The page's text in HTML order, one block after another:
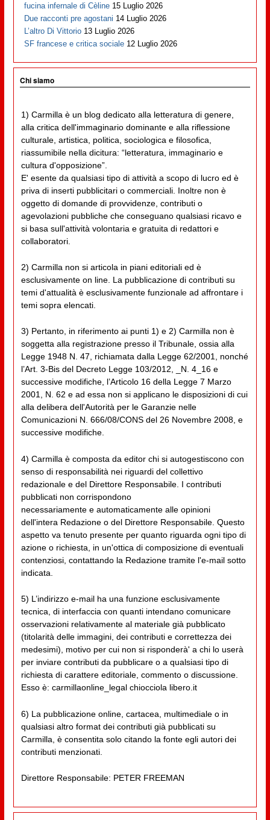
fucina infernale di Cèline 15 Luglio 2026
Due racconti pre agostani 14 Luglio 2026
L’altro Di Vittorio 13 Luglio 2026
SF francese e critica sociale 12 Luglio 2026
Chi siamo
1) Carmilla è un blog dedicato alla letteratura di genere,
alla critica dell'immaginario dominante e alla riflessione
culturale, artistica, politica, sociologica e filosofica,
riassumibile nella dicitura: “letteratura, immaginario e
cultura d'opposizione”.
E' esente da qualsiasi tipo di attività a scopo di lucro ed è
priva di inserti pubblicitari o commerciali. Inoltre non è
oggetto di domande di provvidenze, contributi o
agevolazioni pubbliche che conseguano qualsiasi ricavo e
si basa sull'attività volontaria e gratuita di redattori e
collaboratori.
2) Carmilla non si articola in piani editoriali ed è
esclusivamente on line. La pubblicazione di contributi su
temi d'attualità è esclusivamente funzionale ad affrontare i
temi sopra elencati.
3) Pertanto, in riferimento ai punti 1) e 2) Carmilla non è
soggetta alla registrazione presso il Tribunale, ossia alla
Legge 1948 N. 47, richiamata dalla Legge 62/2001, nonché
l’Art. 3-Bis del Decreto Legge 103/2012, _N. 4_16 e
successive modifiche, l’Articolo 16 della Legge 7 Marzo
2001, N. 62 e ad essa non si applicano le disposizioni di cui
alla delibera dell'Autorità per le Garanzie nelle
Comunicazioni N. 666/08/CONS del 26 Novembre 2008, e
successive modifiche.
4) Carmilla è composta da editor chi si autogestiscono con
senso di responsabilità nei riguardi del collettivo
redazionale e del Direttore Responsabile. I contributi
pubblicati non corrispondono
necessariamente e automaticamente alle opinioni
dell'intera Redazione o del Direttore Responsabile. Questo
aspetto va tenuto presente per quanto riguarda ogni tipo di
azione o richiesta, in un'ottica di composizione di eventuali
contenziosi, contattando la Redazione tramite l'e-mail sotto
indicata.
5) L’indirizzo e-mail ha una funzione esclusivamente
tecnica, di interfaccia con quanti intendano comunicare
osservazioni relativamente al materiale già pubblicato
(titolarità delle immagini, dei contributi e correttezza dei
medesimi), motivo per cui non si risponderà' a chi lo userà
per inviare contributi da pubblicare o a qualsiasi tipo di
richiesta di carattere editoriale, commento o discussione.
Esso è: carmillaonline_legal chiocciola libero.it
6) La pubblicazione online, cartacea, multimediale o in
qualsiasi altro format dei contributi già pubblicati su
Carmilla, è consentita solo citando la fonte egli autori dei
contributi menzionati.
Direttore Responsabile: PETER FREEMAN